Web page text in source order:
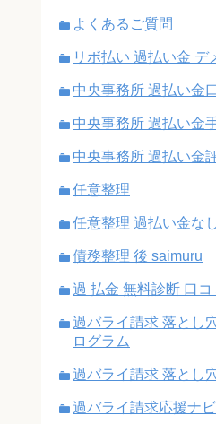
よくあるご質問
リボ払い 過払い金 デ
中央事務所 過払い金
中央事務所 過払い金
中央事務所 過払い金
任意整理
任意整理 過払い金な
債務整理 後 saimuru
過 払金 無料診断 口コ
過バライ請求 落とし
ログラム
過バライ請求 落とし
過バライ請求応援ナビ